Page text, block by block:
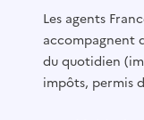
Les agents
accompagnent
du quotidien
impôts, permis